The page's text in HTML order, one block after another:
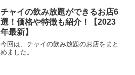
チャイの飲み放題ができるお店6
選！価格や特徴も紹介！【2023
年最新】
今回は、チャイの飲み放題のお店をまと
めました。